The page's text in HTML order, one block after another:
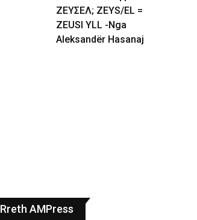
ΖΕΥΣΕΛ; ZEYS/EL =
ZEUSI YLL -Nga
Aleksandër Hasanaj
Rreth AMPress